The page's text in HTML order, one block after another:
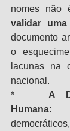
validar
documento
o
lacunas na
nacional.
* A
Humana: